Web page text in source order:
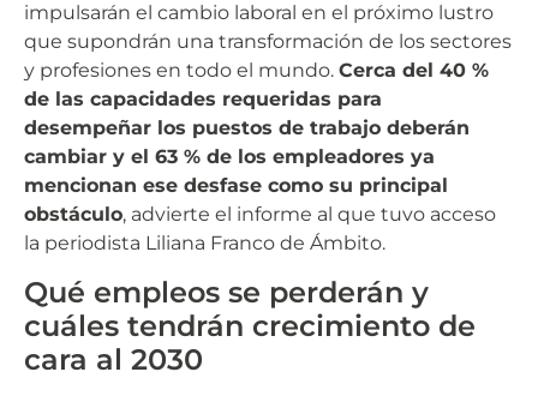
impulsarán el cambio laboral en el próximo lustro
que supondrán una transformación de los sectores
y profesiones en todo el mundo. Cerca del 40 %
de las capacidades requeridas para
desempeñar los puestos de trabajo deberán
cambiar y el 63 % de los empleadores ya
mencionan ese desfase como su principal
obstáculo, advierte el informe al que tuvo acceso
la periodista Liliana Franco de Ámbito.
Qué empleos se perderán y
cuáles tendrán crecimiento de
cara al 2030